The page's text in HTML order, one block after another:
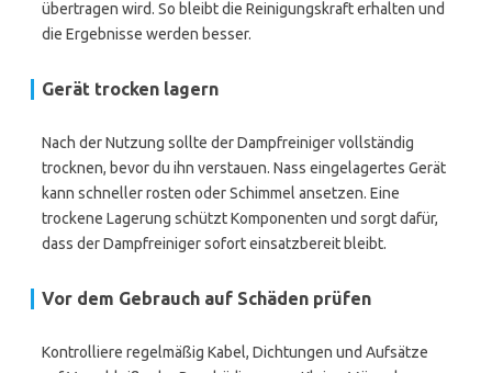
übertragen wird. So bleibt die Reinigungskraft erhalten und
die Ergebnisse werden besser.
Gerät trocken lagern
Nach der Nutzung sollte der Dampfreiniger vollständig
trocknen, bevor du ihn verstauen. Nass eingelagertes Gerät
kann schneller rosten oder Schimmel ansetzen. Eine
trockene Lagerung schützt Komponenten und sorgt dafür,
dass der Dampfreiniger sofort einsatzbereit bleibt.
Vor dem Gebrauch auf Schäden prüfen
Kontrolliere regelmäßig Kabel, Dichtungen und Aufsätze